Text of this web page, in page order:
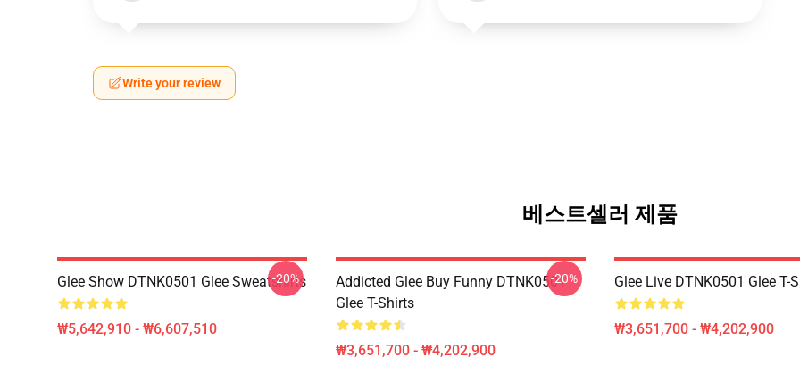
Write your review
베스트셀러 제품
Glee Show DTNK0501 Glee Sweatshirts
₩5,642,910 - ₩6,607,510
-20%
Addicted Glee Buy Funny DTNK0501
Glee T-Shirts
₩3,651,700 - ₩4,202,900
-20% Glee Live DTNK0501 Glee T-
₩3,651,700 - ₩4,202,900